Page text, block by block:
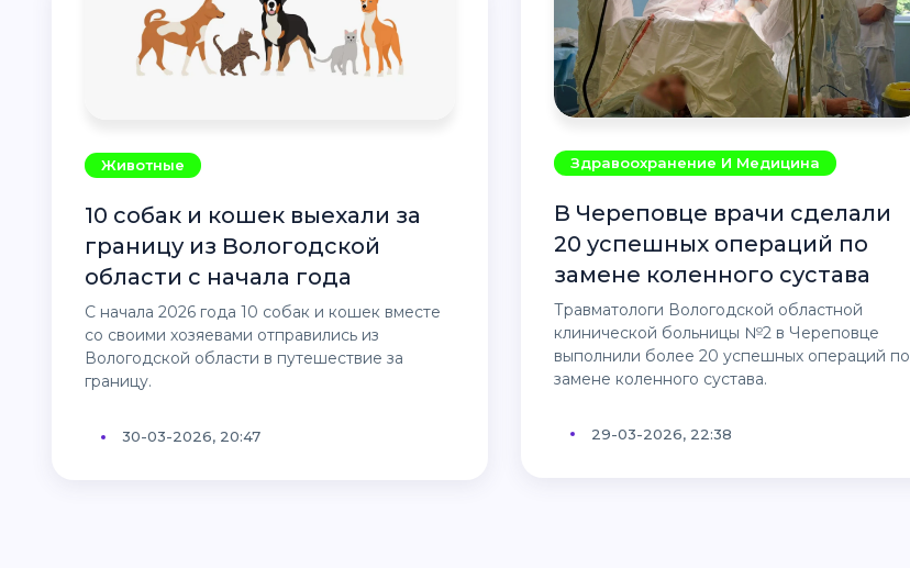
Животные
10 собак и кошек выехали за
границу из Вологодской
области с начала года
С начала 2026 года 10 собак и кошек вместе
со своими хозяевами отправились из
Вологодской области в путешествие за
границу.
30-03-2026, 20:47
Здравоохранение И Медицина
В Череповце врачи сделали
20 успешных операций по
замене коленного сустава
Травматологи Вологодской областной
клинической больницы №2 в Череповце
выполнили более 20 успешных операций по
замене коленного сустава.
29-03-2026, 22:38